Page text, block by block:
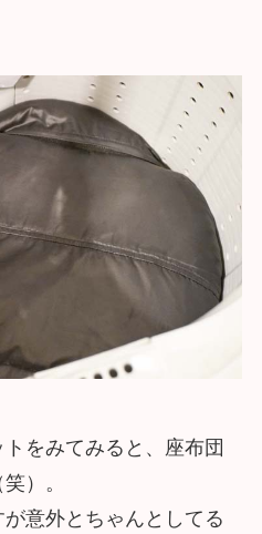
をみてみると、座布団
）。
意外とちゃんとしてる